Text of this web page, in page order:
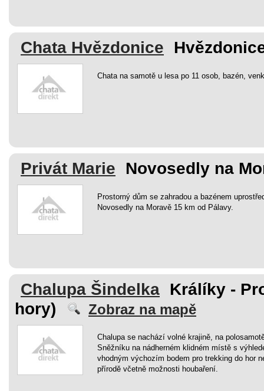
Chata Hvězdonice
Chata na samotě u lesa po 11 osob, bazén,
Privát Marie Novosedly na
Prostorný dům se zahradou a bazénem
Novosedly na Moravě 15 km od Pálavy.
Chalupa Šindelka Králíky -
hory)
Zobraz na mapě
Chalupa se nachází volné krajině, na
Sněžníku na nádherném klidném místě s
vhodným výchozím bodem pro trekking do hor
přírodě včetně možnosti houbaření.